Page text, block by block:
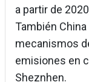
a partir de
También
mecanismos
emisiones en
Sheznhen.